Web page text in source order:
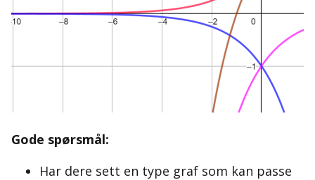
Gode spørsmål:
Har dere sett en type graf som kan passe